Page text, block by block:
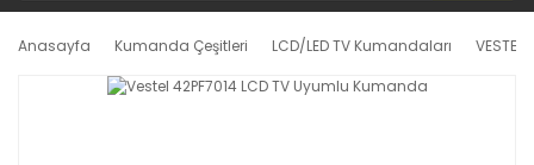
Anasayfa Kumanda Çeşitleri LCD/LED TV Kumandaları VESTEL